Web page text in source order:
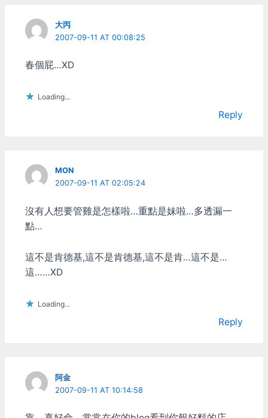
大丙
2007-09-11 AT 00:08:25
春個屁…XD
Loading...
Reply
MON
2007-09-11 AT 02:05:24
沒有人想要管雞是怎樣啦…重點是妹啦…多透漏一
點…
這不是肯德基,這不是肯德基,這不是肯…這不是…
這……XD
Loading...
Reply
阿金
2007-09-11 AT 10:14:58